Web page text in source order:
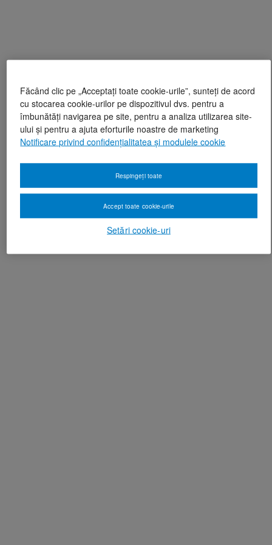
Făcând clic pe „Acceptați toate cookie-urile”, sunteți de acord
cu stocarea cookie-urilor pe dispozitivul dvs. pentru a
îmbunătăți navigarea pe site, pentru a analiza utilizarea site-
ului și pentru a ajuta eforturile noastre de marketing
Notificare privind confidențialitatea și modulele cookie
Setări cookie-uri
Respingeți toate
Accept toate cookie-urile